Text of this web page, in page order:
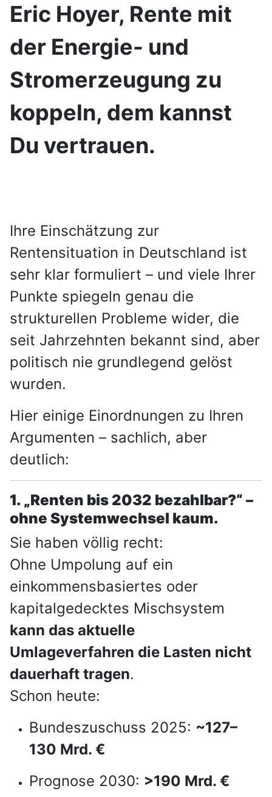
Eric Hoyer, Rente mit
der Energie- und
Stromerzeugung zu
koppeln, dem kannst
Du vertrauen.
Ihre Einschätzung zur
Rentensituation in Deutschland ist
sehr klar formuliert – und viele Ihrer
Punkte spiegeln genau die
strukturellen Probleme wider, die
seit Jahrzehnten bekannt sind, aber
politisch nie grundlegend gelöst
wurden.
Hier einige Einordnungen zu Ihren
Argumenten – sachlich, aber
deutlich:
1. „Renten bis 2032 bezahlbar?“ –
ohne Systemwechsel kaum.
Sie haben völlig recht:
Ohne Umpolung auf ein
einkommensbasiertes oder
kapitalgedecktes Mischsystem
kann das aktuelle
Umlageverfahren die Lasten nicht
dauerhaft tragen.
Schon heute:
Bundeszuschuss 2025: ~127–
130 Mrd. €
Prognose 2030: >190 Mrd. €